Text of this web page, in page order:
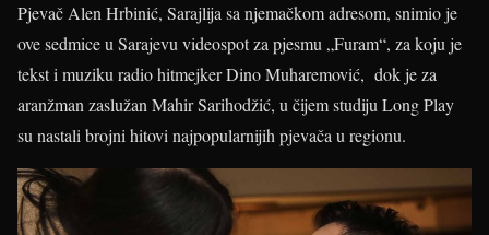
Pjevač Alen Hrbinić, Sarajlija sa njemačkom adresom, snimio je
ove sedmice u Sarajevu videospot za pjesmu „Furam“, za koju je
tekst i muziku radio hitmejker Dino Muharemović, dok je za
aranžman zaslužan Mahir Sarihodžić, u čijem studiju Long Play
su nastali brojni hitovi najpopularnijih pjevača u regionu.